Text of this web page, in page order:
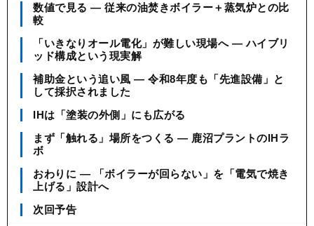
数値で見る ― 従来の油焚きボイラー＋蒸気炉との比
較
「いきなりオール電化」が難しい現場へ ― ハイブリ
ッド構成という現実解
補助金という追い風 ― 令和8年度も「先進設備」と
して採択されました
IHは「塗装の外側」にも広がる
まず「触れる」場所をつくる ― 鹿沼プラントのIHラ
ボ
おわりに ― 「ボイラーが回らない」を「電気で焼き
上げる」設計へ
次回予告